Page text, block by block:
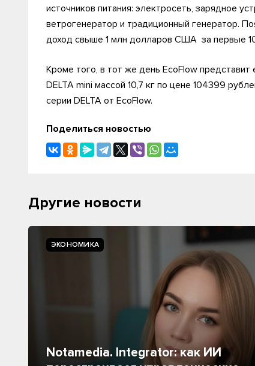
источников питания: электросеть, зарядное
ветрогенератор и традиционный генератор.
доход свыше 1 млн долларов США за первые
Кроме того, в тот же день EcoFlow
DELTA mini массой 10,7 кг по цене 104399
серии DELTA от EcoFlow.
Поделиться новостью
Другие новости
ЭКОНОМИКА
Notamedia. Integrator: как ИИ